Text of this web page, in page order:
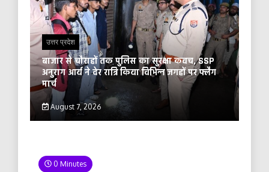
उत्तर प्रदेश
बाजार से चौराहों तक पुलिस का सुरक्षा कवच, SSP
अनुराग आर्य ने देर रात्रि किया विभिन्न जगहों पर फ्लैग
मार्च
August 7, 2026
0 Minutes